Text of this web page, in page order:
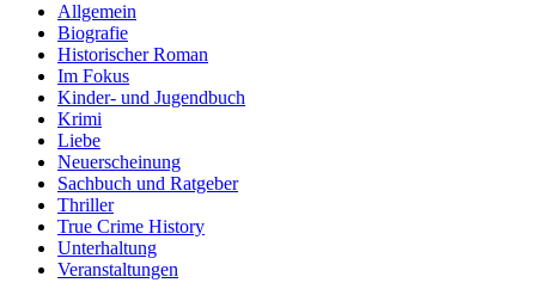
Allgemein
Biografie
Historischer Roman
Im Fokus
Kinder- und Jugendbuch
Krimi
Liebe
Neuerscheinung
Sachbuch und Ratgeber
Thriller
True Crime History
Unterhaltung
Veranstaltungen